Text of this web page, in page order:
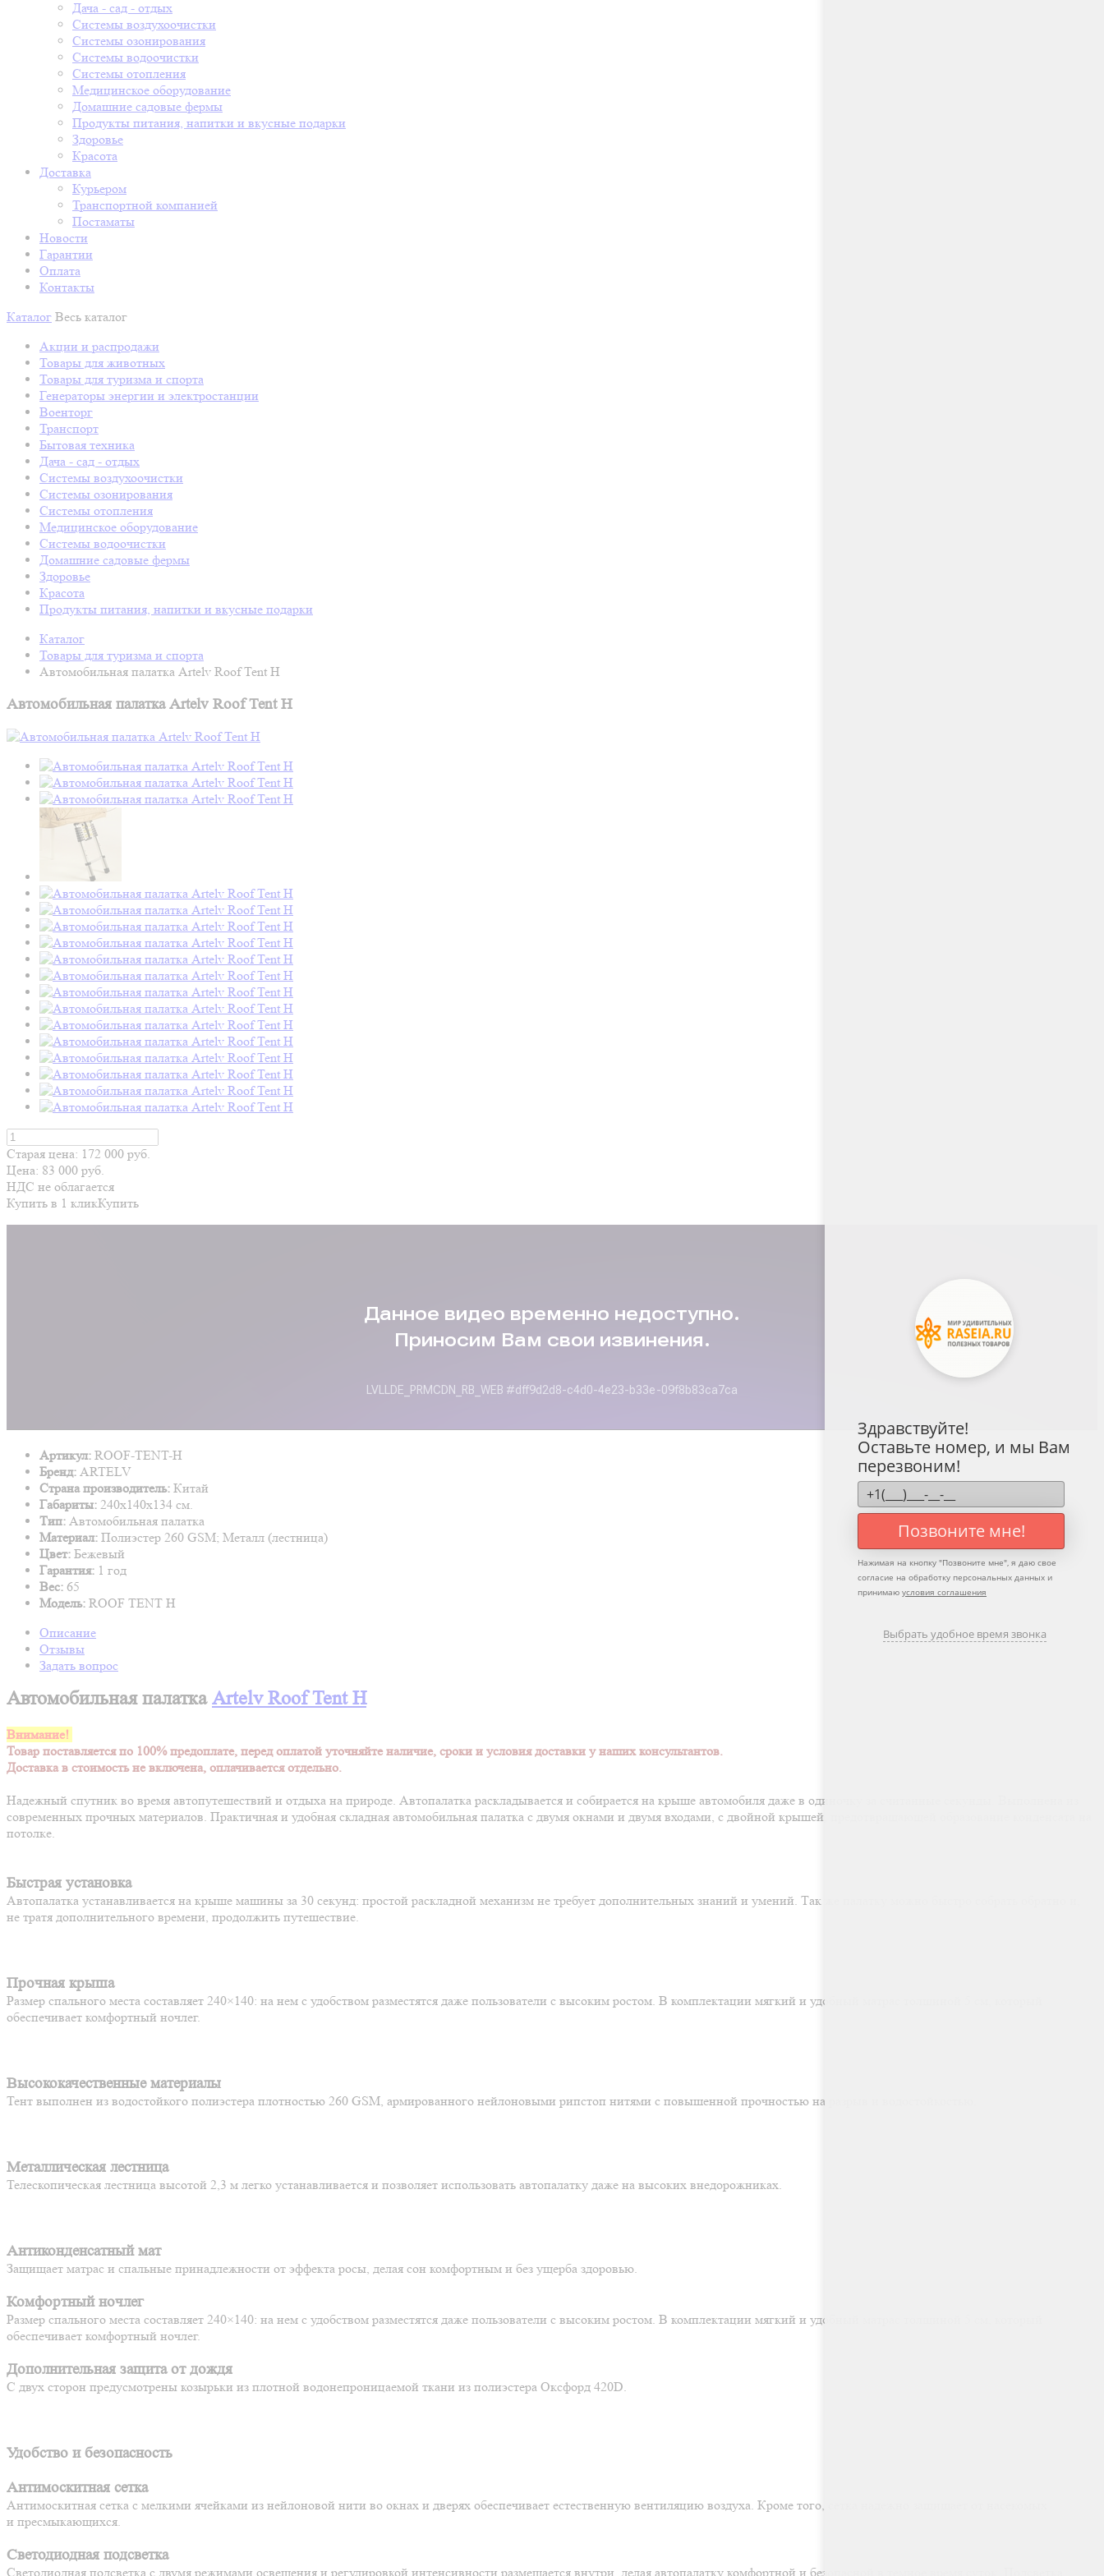
Дача - сад - отдых
Системы воздухоочистки
Системы озонирования
Системы водоочистки
Системы отопления
Медицинское оборудование
Домашние садовые фермы
Продукты питания, напитки и вкусные подарки
Здоровье
Красота
Доставка
Курьером
Транспортной компанией
Постаматы
Новости
Гарантии
Оплата
Контакты
Каталог Весь каталог
Акции и распродажи
Товары для животных
Товары для туризма и спорта
Генераторы энергии и электростанции
Военторг
Транспорт
Бытовая техника
Дача - сад - отдых
Системы воздухоочистки
Системы озонирования
Системы отопления
Медицинское оборудование
Системы водоочистки
Домашние садовые фермы
Здоровье
Красота
Продукты питания, напитки и вкусные подарки
Каталог
Товары для туризма и спорта
Автомобильная палатка Artelv Roof Tent H
Автомобильная палатка Artelv Roof Tent H
Старая цена: 172 000 руб.
Цена: 83 000 руб.
НДС не облагается
Купить в 1 кликКупить
Артикул: ROOF-TENT-H
Бренд: ARTELV
Страна производитель: Китай
Габариты: 240x140x134 см.
Тип: Автомобильная палатка
Материал: Полиэстер 260 GSM; Металл (лестница)
Цвет: Бежевый
Гарантия: 1 год
Вес: 65
Модель: ROOF TENT H
Описание
Отзывы
Задать вопрос
Автомобильная палаткаArtelv Roof Tent H
Внимание!
Товар поставляется по 100% предоплате, перед оплатой уточняйте наличие, сроки и условия доставки у наших консультантов.
Доставка в стоимость не включена, оплачивается отдельно.
Надежный спутник во время автопутешествий и отдыха на природе. Автопалатка раскладывается и собирается на крыше автомобиля даже в одиночку за считанные секунды. Выполнена из
современных прочных материалов. Практичная и удобная складная автомобильная палатка с двумя окнами и двумя входами, с двойной крышей, предотвращающей образование конденсата на
потолке.
Быстрая установка
Автопалатка устанавливается на крыше машины за 30 секунд: простой раскладной механизм не требует дополнительных знаний и умений. Так же палатку можно быстро собрать обратно и,
не тратя дополнительного времени, продолжить путешествие.
Прочная крыша
Размер спального места составляет 240×140: на нем с удобством разместятся даже пользователи с высоким ростом. В комплектации мягкий и удобный матрас толщиной 5 см, который
обеспечивает комфортный ночлег.
Высококачественные материалы
Тент выполнен из водостойкого полиэстера плотностью 260 GSM, армированного нейлоновыми рипстоп нитями с повышенной прочностью на разрыв и водостойкостью.
Металлическая лестница
Телескопическая лестница высотой 2,3 м легко устанавливается и позволяет использовать автопалатку даже на высоких внедорожниках.
Антиконденсатный мат
Защищает матрас и спальные принадлежности от эффекта росы, делая сон комфортным и без ущерба здоровью.
Комфортный ночлег
Размер спального места составляет 240×140: на нем с удобством разместятся даже пользователи с высоким ростом. В комплектации мягкий и удобный матрас толщиной 5 см, который
обеспечивает комфортный ночлег.
Дополнительная защита от дождя
С двух сторон предусмотрены козырьки из плотной водонепроницаемой ткани из полиэстера Оксфорд 420D.
Удобство и безопасность
Антимоскитная сетка
Антимоскитная сетка с мелкими ячейками из нейлоновой нити во окнах и дверях обеспечивает естественную вентиляцию воздуха. Кроме того, сетка надежно защищает от насекомых
и пресмыкающихся.
Светодиодная подсветка
Светодиодная подсветка с двумя режимами освещения и регулировкой интенсивности размещается внутри, делая автопалатку комфортной и безопасной в темное время суток. Подсветка
Здравствуйте!
Оставьте номер, и мы Вам
перезвоним!
Позвоните мне!
Нажимая на кнопку "Позвоните мне", я даю свое
согласие на обработку персональных данных и
принимаю условия соглашения
Выбрать удобное время звонка